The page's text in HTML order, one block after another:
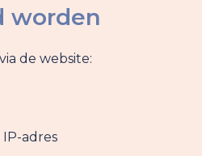
worden
de website:
adres